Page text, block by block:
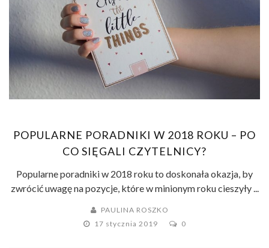
POPULARNE PORADNIKI W 2018 ROKU – PO
CO SIĘGALI CZYTELNICY?
Popularne poradniki w 2018 roku to doskonała okazja, by
zwrócić uwagę na pozycje, które w minionym roku cieszyły ...
PAULINA ROSZKO
17 stycznia 2019
0